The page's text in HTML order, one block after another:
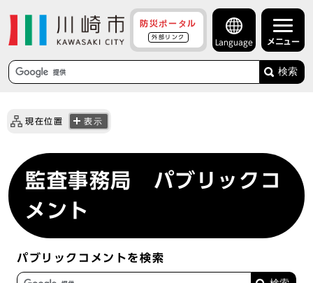
防災ポータル
外部リンク
Language メニュー
検索
現在位置 表示
監査事務局 パブリックコ
メント
パブリックコメントを検索